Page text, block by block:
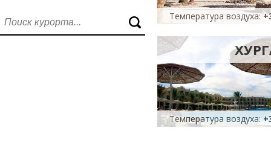
Температура воздуха:
Температура воздуха: